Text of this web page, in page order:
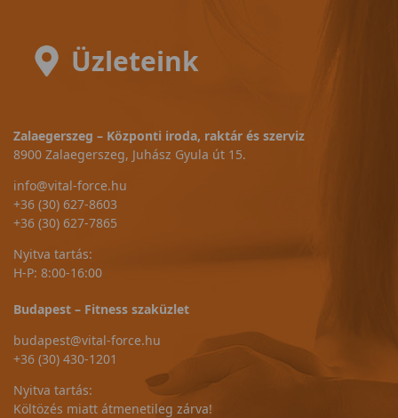
Üzleteink
Zalaegerszeg – Központi iroda, raktár és szerviz
8900 Zalaegerszeg, Juhász Gyula út 15.
info@vital-force.hu
+36 (30) 627-8603
+36 (30) 627-7865
Nyitva tartás:
H-P: 8:00-16:00
Budapest – Fitness szaküzlet
budapest@vital-force.hu
+36 (30) 430-1201
Nyitva tartás:
Költözés miatt átmenetileg zárva!